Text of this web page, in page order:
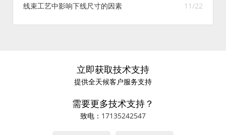
11/22
线束工艺中影响下线尺寸的因素
立即获取技术支持
提供全天候客户服务支持
需要更多技术支持？
致电： 17135242547